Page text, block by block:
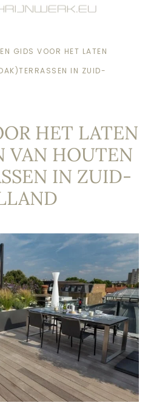
GIDS VOOR HET LATEN
IN ZUID-
HET LATEN
VAN HOUTEN
IN ZUID-